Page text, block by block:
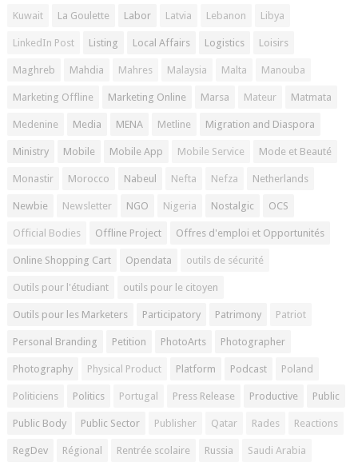
Kuwait La Goulette Labor Latvia Lebanon Libya
LinkedIn Post Listing Local Affairs Logistics Loisirs
Maghreb Mahdia Mahres Malaysia Malta Manouba
Marketing Offline Marketing Online Marsa Mateur Matmata
Medenine Media MENA Metline Migration and Diaspora
Ministry Mobile Mobile App Mobile Service Mode et Beauté
Monastir Morocco Nabeul Nefta Nefza Netherlands
Newbie Newsletter NGO Nigeria Nostalgic OCS
Official Bodies Offline Project Offres d'emploi et Opportunités
Online Shopping Cart Opendata outils de sécurité
Outils pour l'étudiant outils pour le citoyen
Outils pour les Marketers Participatory Patrimony Patriot
Personal Branding Petition PhotoArts Photographer
Photography Physical Product Platform Podcast Poland
Politiciens Politics Portugal Press Release Productive Public
Public Body Public Sector Publisher Qatar Rades Reactions
RegDev Régional Rentrée scolaire Russia Saudi Arabia